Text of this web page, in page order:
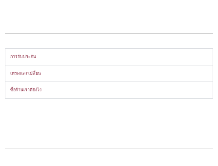
การรับประกัน
เทรดแลกเปลี่ยน
ซื้อร้านเราดียังไง